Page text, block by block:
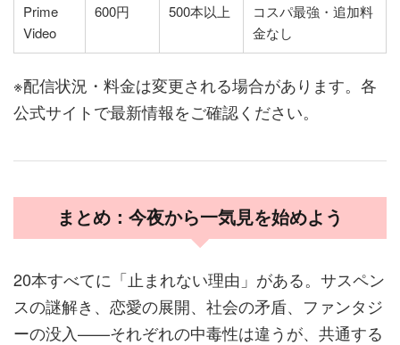
Prime
Video
600円 500本以上
コスパ最強・追加料
金なし
※配信状況・料金は変更される場合があります。各
公式サイトで最新情報をご確認ください。
まとめ：今夜から一気見を始めよう
20本すべてに「止まれない理由」がある。サスペン
スの謎解き、恋愛の展開、社会の矛盾、ファンタジ
ーの没入——それぞれの中毒性は違うが、共通する